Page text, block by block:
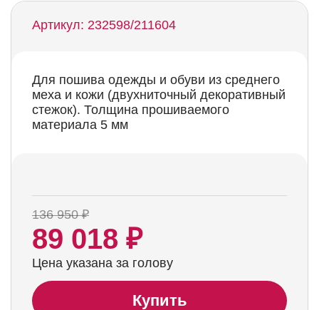
Артикул: 232598/211604
Для пошива одежды и обуви из среднего
меха и кожи (двухниточный декоративный
стежок). Толщина прошиваемого
материала 5 мм
136 950 ₽
89 018 ₽
Цена указана за голову
Купить